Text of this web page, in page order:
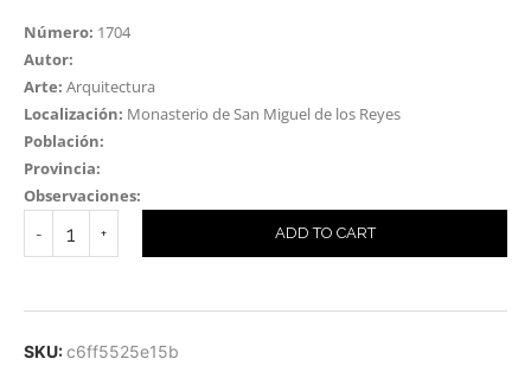
Número: 1704
Autor:
Arte: Arquitectura
Localización: Monasterio de San Miguel de los Reyes
Población:
Provincia:
Observaciones:
ADD TO CART
SKU:c6ff5525e15b